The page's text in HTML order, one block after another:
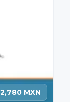
MXN